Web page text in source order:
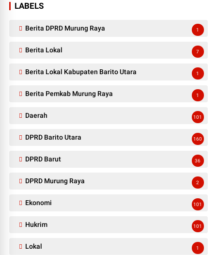
LABELS
Berita DPRD Murung Raya 1
Berita Lokal 7
Berita Lokal Kabupaten Barito Utara 1
Berita Pemkab Murung Raya 1
Daerah 101
DPRD Barito Utara 160
DPRD Barut 36
DPRD Murung Raya 2
Ekonomi 101
Hukrim 101
Lokal 1